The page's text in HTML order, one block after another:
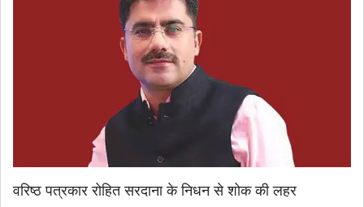
वरिष्ठ पत्रकार रोहित सरदाना के निधन से शोक की लहर